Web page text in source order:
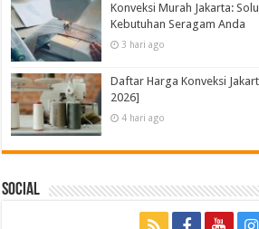
Konveksi Murah Jakarta:
Kebutuhan Seragam Anda
3 hari ago
Daftar Harga Konveksi
2026]
4 hari ago
Social